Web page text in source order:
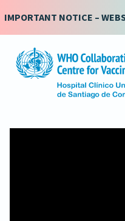
IMPORTANT NOTICE –